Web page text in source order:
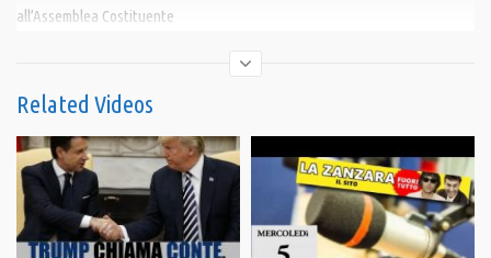
all’Assemblea Costituente
——————————————
Pandora TV ora è anche su Telegram!
Supera le censure e installa Telegram, unisciti al canale Pandora_TV e
ricevi tutte le breaking news direttamente sul tuo smartphone
Related Videos